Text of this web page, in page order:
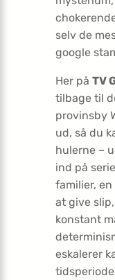
selv de
google
Her på TV
tilbage til
provinsby
ud, så du
hulerne –
ind på
familier,
at give
konstant
eskalerer